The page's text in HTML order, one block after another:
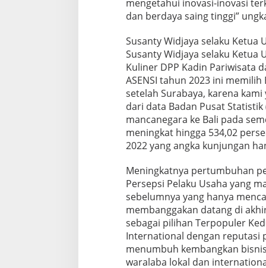
mengetahui inovasi-inovasi
dan berdaya saing tinggi”
Susanty Widjaya selaku Ketua
Susanty Widjaya selaku Ketua
Kuliner DPP Kadin Pariwisata
ASENSI tahun 2023 ini
setelah Surabaya, karena
dari data Badan Pusat
mancanegara ke Bali pada
meningkat hingga 534,02
2022 yang angka kunjungan
Meningkatnya pertumbuhan
Persepsi Pelaku Usaha yang
sebelumnya yang hanya
membanggakan datang di
sebagai pilihan Terpopuler
International dengan reputasi
menumbuh kembangkan
waralaba lokal dan